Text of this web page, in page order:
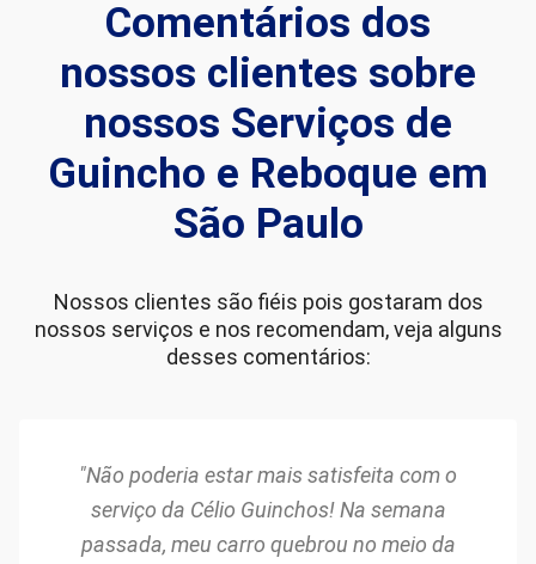
Comentários dos
nossos clientes sobre
nossos Serviços de
Guincho e Reboque em
São Paulo
Nossos clientes são fiéis pois gostaram dos
nossos serviços e nos recomendam, veja alguns
desses comentários:
"Não poderia estar mais satisfeita com o
serviço da Célio Guinchos! Na semana
passada, meu carro quebrou no meio da